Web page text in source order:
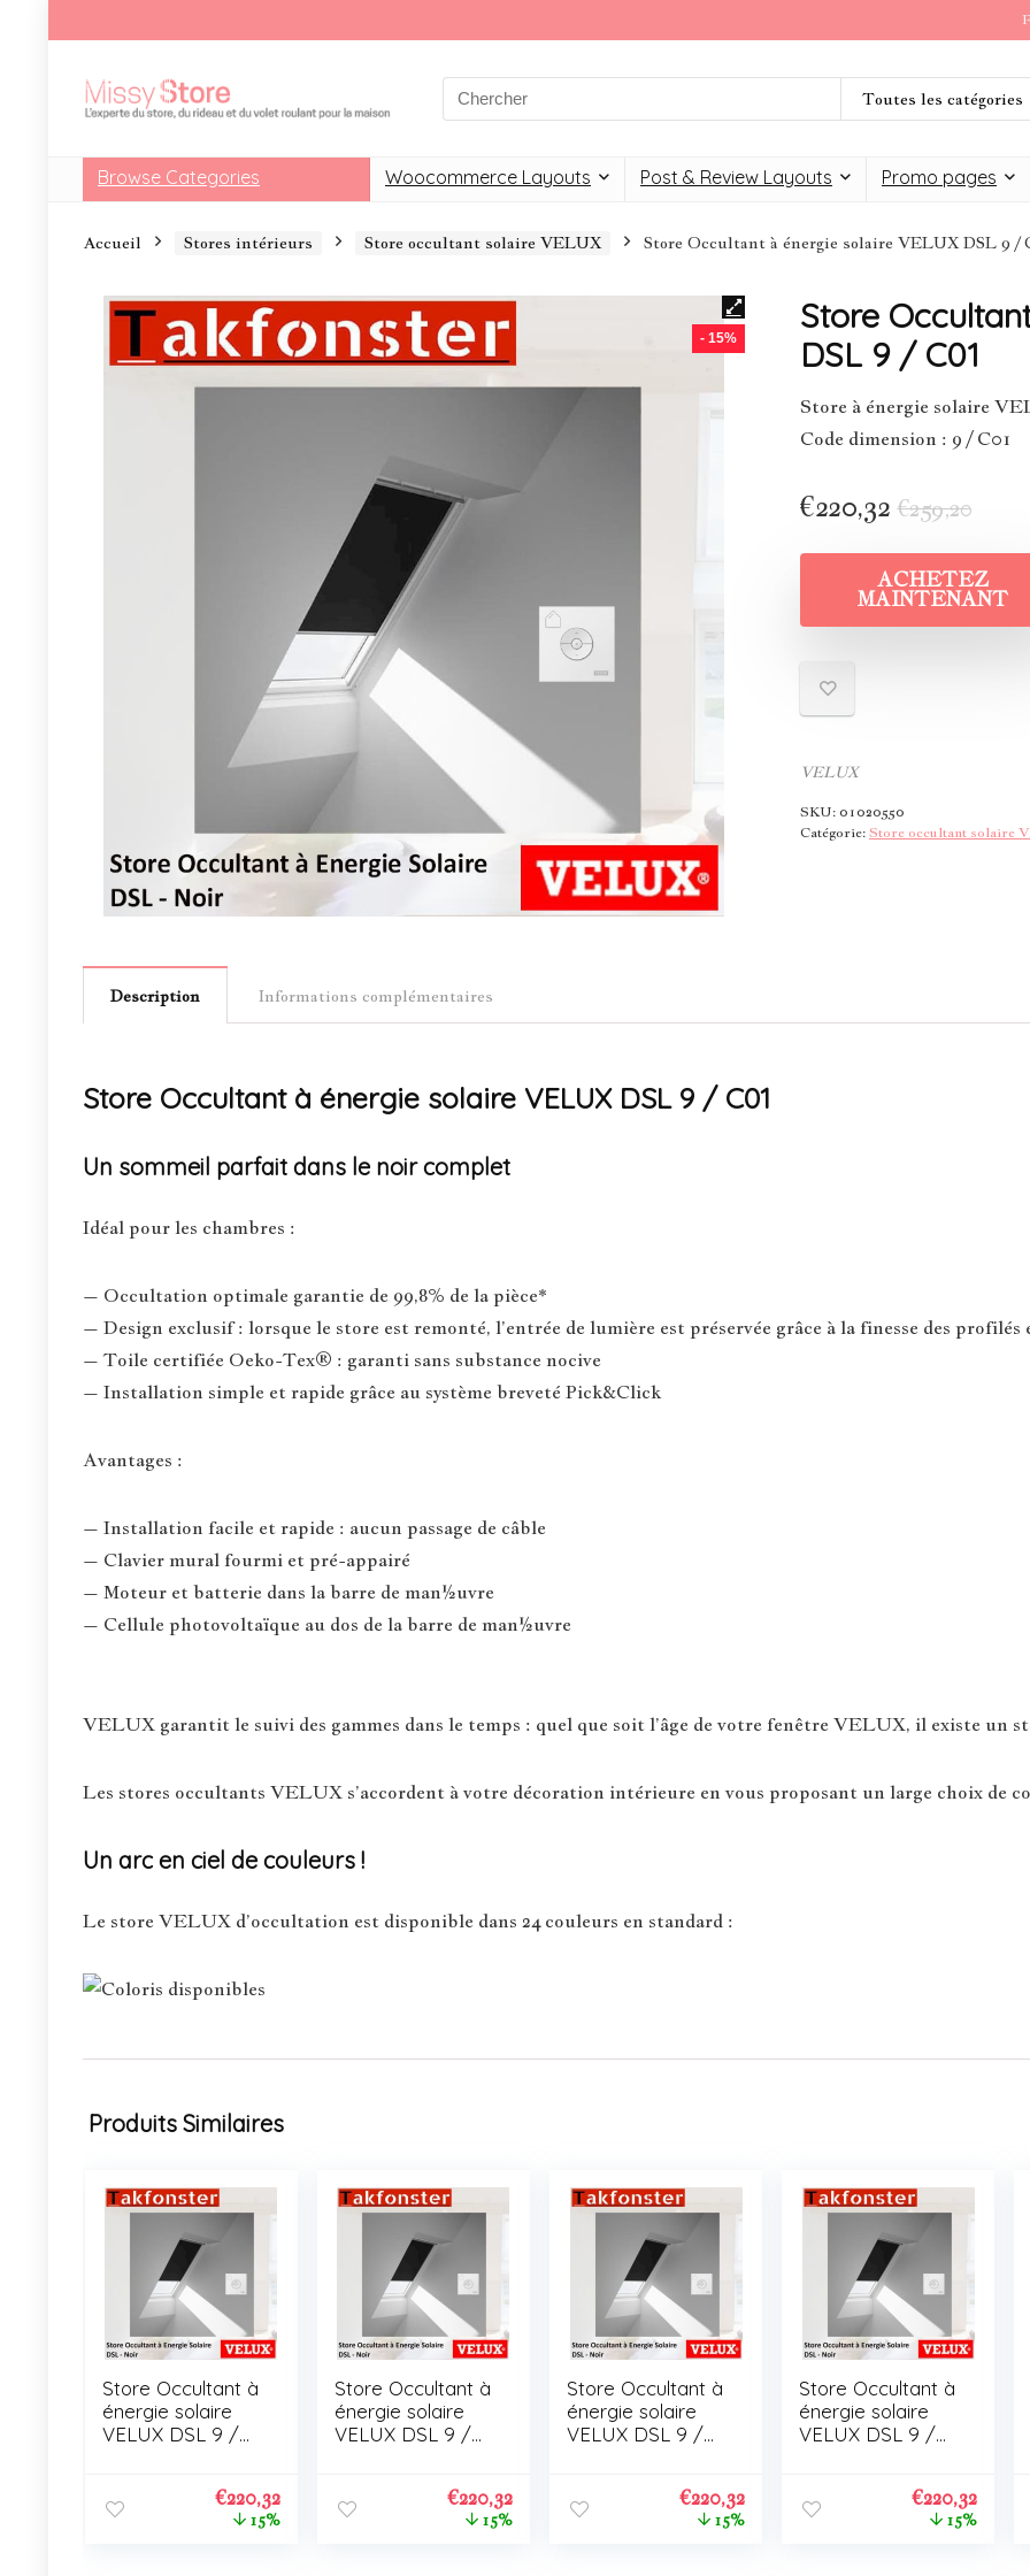
Toutes les catégories
Browse Categories Woocommerce Layouts Post & Review Layouts Promo pages
Accueil Stores intérieurs Store occultant solaire VELUX Store Occultant à énergie solaire VELUX DSL 9 /
- 15%
Store
DSL 9 / C01
Store à énergie solaire
Code dimension : 9 / C01
€259,20
€220,32
ACHETEZ
MAINTENANT
VELUX
SKU:01020550
Catégorie:Store occultant solaire
Description Informations complémentaires
Store Occultant à énergie solaire VELUX DSL 9 / C01
Un sommeil parfait dans le noir complet
Idéal pour les chambres :
– Occultation optimale garantie de 99,8% de la pièce*
– Design exclusif : lorsque le store est remonté, l’entrée de lumière est préservée grâce à la finesse des profilés
– Toile certifiée Oeko-Tex® : garanti sans substance nocive
– Installation simple et rapide grâce au système breveté Pick&Click
Avantages :
– Installation facile et rapide : aucun passage de câble
– Clavier mural fourmi et pré-appairé
– Moteur et batterie dans la barre de man½uvre
– Cellule photovoltaïque au dos de la barre de man½uvre
VELUX garantit le suivi des gammes dans le temps : quel que soit l’âge de votre fenêtre VELUX, il existe un
Les stores occultants VELUX s’accordent à votre décoration intérieure en vous proposant un large choix de
Un arc en ciel de couleurs !
Le store VELUX d’occultation est disponible dans 24 couleurs en standard :
Produits Similaires
Store Occultant à
énergie solaire
VELUX DSL 9 /
€220,32
15%
Store Occultant à
énergie solaire
VELUX DSL 9 /
€220,32
15%
Store Occultant à
énergie solaire
VELUX DSL 9 /
€220,32
15%
Store Occultant à
énergie solaire
VELUX DSL 9 /
€220,32
15%